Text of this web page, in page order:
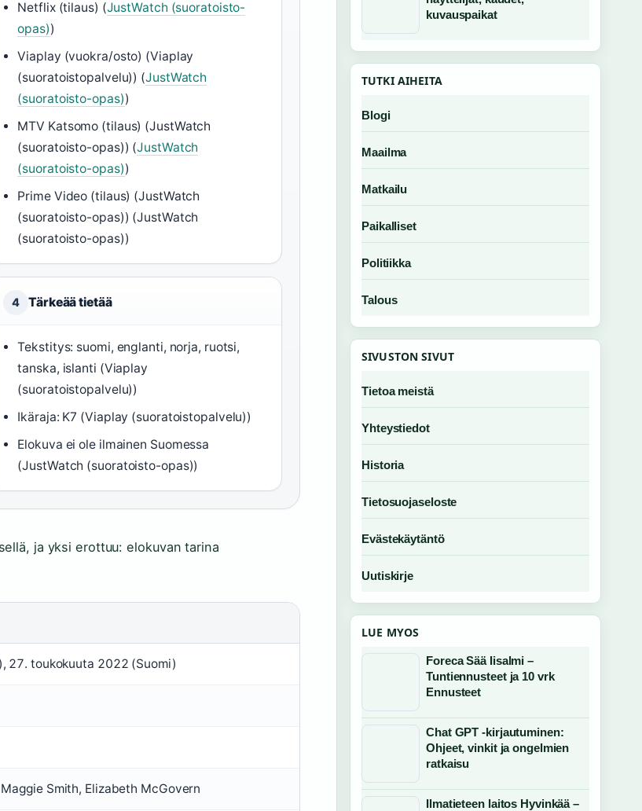
Netflix (tilaus) (JustWatch (suoratoisto-
opas))
Viaplay (vuokra/osto) (Viaplay
(suoratoistopalvelu)) (JustWatch
(suoratoisto-opas))
MTV Katsomo (tilaus) (JustWatch
(suoratoisto-opas)) (JustWatch
(suoratoisto-opas))
Prime Video (tilaus) (JustWatch
(suoratoisto-opas)) (JustWatch
(suoratoisto-opas))
4 Tärkeää tietää
Tekstitys: suomi, englanti, norja, ruotsi,
tanska, islanti (Viaplay
(suoratoistopalvelu))
Ikäraja: K7 (Viaplay (suoratoistopalvelu))
Elokuva ei ole ilmainen Suomessa
(JustWatch (suoratoisto-opas))
ja yksi erottuu: elokuvan tarina
27. toukokuuta 2022 (Suomi)
Smith, Elizabeth McGovern
kuvauspaikat
TUTKI AIHEITA
Blogi
Maailma
Matkailu
Paikalliset
Politiikka
Talous
SIVUSTON SIVUT
Tietoa meistä
Yhteystiedot
Historia
Tietosuojaseloste
Evästekäytäntö
Uutiskirje
LUE MYOS
Foreca Sää Iisalmi –
Tuntiennusteet ja 10 vrk
Ennusteet
Chat GPT -kirjautuminen:
Ohjeet, vinkit ja ongelmien
ratkaisu
Ilmatieteen laitos Hyvinkää –